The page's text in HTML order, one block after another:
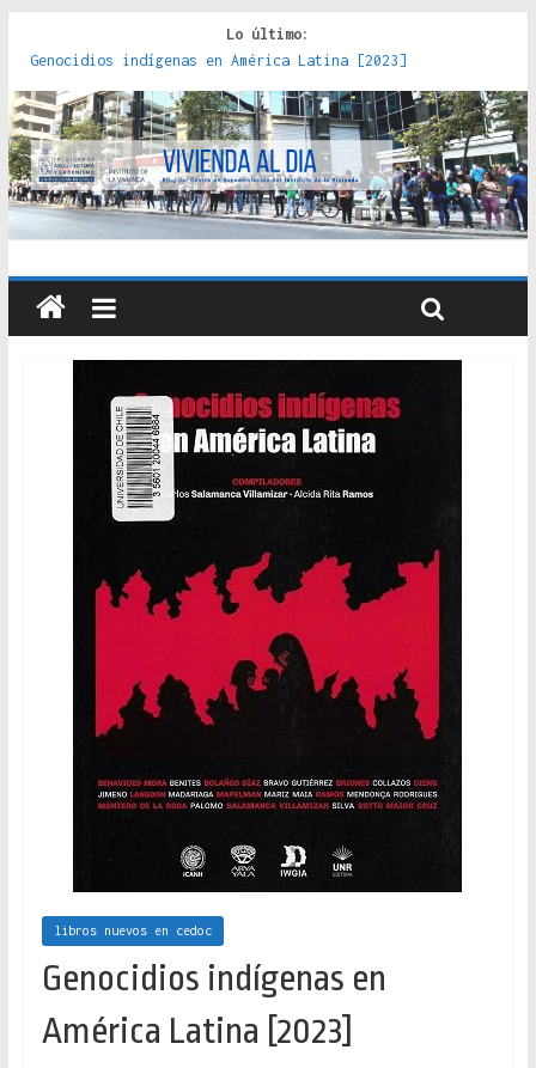
Lo último:
Genocidios indígenas en América Latina [2023]
Estudios sobre la espacialización de los Estados :
políticas, prácticas y representaciones [2022]
Donde el pedernal choca con el acero : hacia una teoría
crítica de las fronteras latinoamericanas [2020]
Criterios técnicos para una vivienda adecuada [2019]
Red de consultorios de la Caja del Seguro Obrero en
Santiago : un patrimonio emblemático [2014]
libros nuevos en cedoc
Genocidios indígenas en
América Latina [2023]